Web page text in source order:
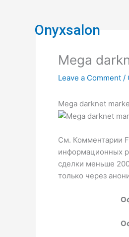
Onyxsalon
Mega
Leave a Comment /
Mega darknet
См. Комментарии
информационных
сделки меньше
только через